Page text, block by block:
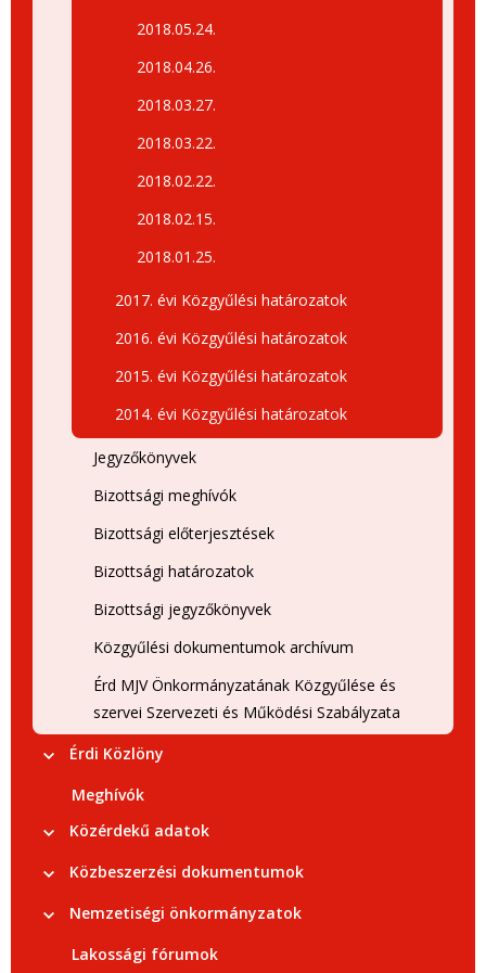
2018.05.24.
2018.04.26.
2018.03.27.
2018.03.22.
2018.02.22.
2018.02.15.
2018.01.25.
2017. évi Közgyűlési határozatok
2016. évi Közgyűlési határozatok
2015. évi Közgyűlési határozatok
2014. évi Közgyűlési határozatok
Jegyzőkönyvek
Bizottsági meghívók
Bizottsági előterjesztések
Bizottsági határozatok
Bizottsági jegyzőkönyvek
Közgyűlési dokumentumok archívum
Érd MJV Önkormányzatának Közgyűlése és
szervei Szervezeti és Működési Szabályzata
Érdi Közlöny
Meghívók
Közérdekű adatok
Közbeszerzési dokumentumok
Nemzetiségi önkormányzatok
Lakossági fórumok